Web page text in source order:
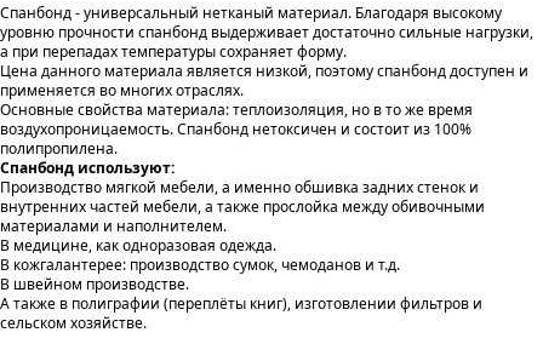
Спанбонд - универсальный нетканый материал. Благодаря высокому
уровню прочности спанбонд выдерживает достаточно сильные нагрузки,
а при перепадах температуры сохраняет форму.
Цена данного материала является низкой, поэтому спанбонд доступен и
применяется во многих отраслях.
Основные свойства материала: теплоизоляция, но в то же время
воздухопроницаемость. Спанбонд нетоксичен и состоит из 100%
полипропилена.
Спанбонд используют:
Производство мягкой мебели, а именно обшивка задних стенок и
внутренних частей мебели, а также прослойка между обивочными
материалами и наполнителем.
В медицине, как одноразовая одежда.
В кожгалантерее: производство сумок, чемоданов и т.д.
В швейном производстве.
А также в полиграфии (переплёты книг), изготовлении фильтров и
сельском хозяйстве.